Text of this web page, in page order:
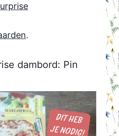
.
dambord: Pin